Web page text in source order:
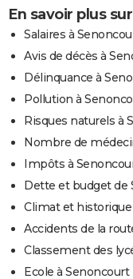
En savoir plus
Salaires à
Avis de décès à
Délinquance à
Pollution à
Risques naturels à
Nombre de
Impôts à
Dette et budget de
Climat et
Accidents de la
Classement des
Ecole à Senoncourt